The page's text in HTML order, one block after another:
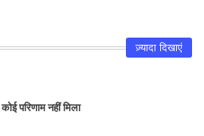
ज़्यादा दिखाएं
कोई परिणाम नहीं मिला